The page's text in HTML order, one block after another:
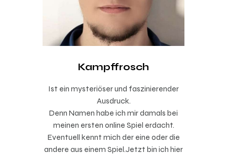
Kampffrosch
Ist ein mysteriöser und faszinierender
Ausdruck.
Denn Namen habe ich mir damals bei
meinen ersten online Spiel erdacht.
Eventuell kennt mich der eine oder die
andere aus einem Spiel.Jetzt bin ich hier